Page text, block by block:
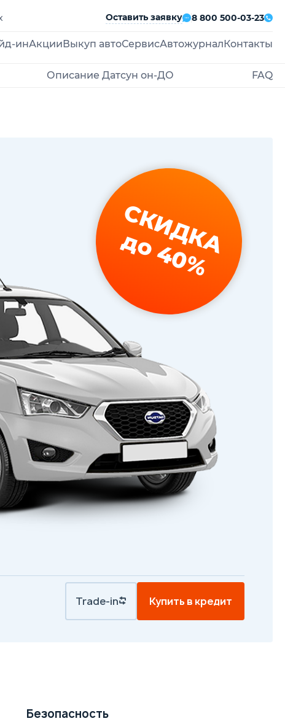
Оставить заявку 8 800 500-03-23
инАкции Выкуп автоСервисАвтожурнал Контакты
Описание Датсун он-ДО FAQ
СКИДКА
до 40%
Trade-in Купить в кредит
Безопасность